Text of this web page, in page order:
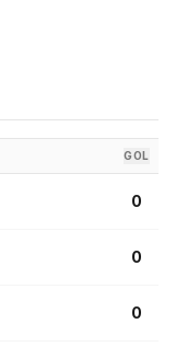
GOL
0
0
0